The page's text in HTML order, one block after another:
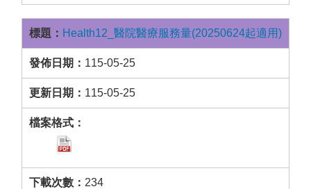
Health12_醫院醫療服務量(20250624起適用)
115-05-25
115-05-25
234